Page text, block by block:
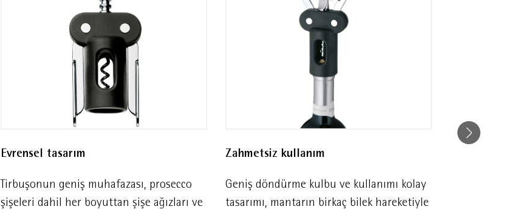
Evrensel tasarım
Tirbuşonun geniş muhafazası, prosecco
şişeleri dahil her boyuttan şişe ağızları ve
Zahmetsiz kullanım
Geniş döndürme kulbu ve kullanımı kolay
tasarımı, mantarın birkaç bilek hareketiyle